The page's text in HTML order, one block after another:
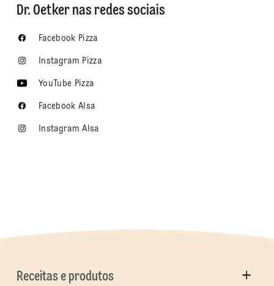
Dr. Oetker nas redes sociais
Facebook Pizza
Instagram Pizza
YouTube Pizza
Facebook Alsa
Instagram Alsa
Receitas e produtos